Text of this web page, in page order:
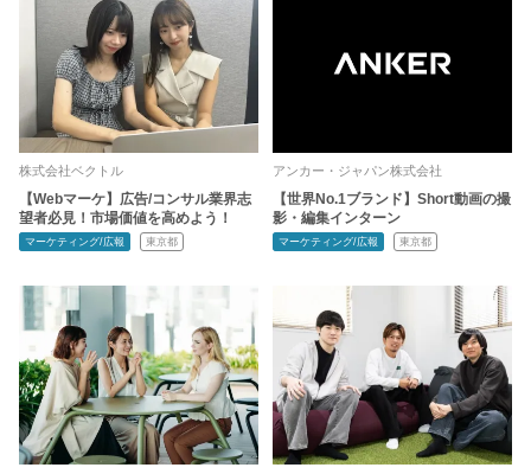
株式会社ベクトル
【Webマーケ】広告/コンサル業界志
望者必見！市場価値を高めよう！
マーケティング/広報 東京都
アンカー・ジャパン株式会社
【世界No.1ブランド】Short動画の撮
影・編集インターン
マーケティング/広報 東京都